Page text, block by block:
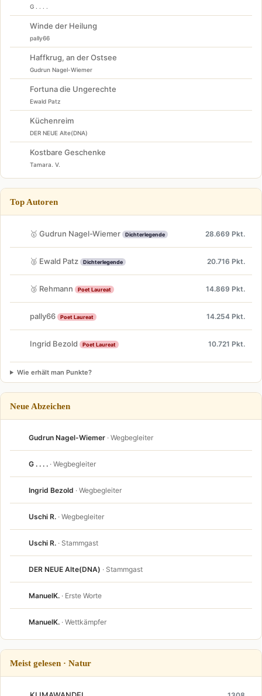
G . . . .
Winde der Heilung
pally66
Haffkrug, an der Ostsee
Gudrun Nagel-Wiemer
Fortuna die Ungerechte
Ewald Patz
Küchenreim
DER NEUE Alte(DNA)
Kostbare Geschenke
Tamara. V.
Top Autoren
🥇 Gudrun Nagel-Wiemer Dichterlegende 28.669 Pkt.
🥈 Ewald Patz Dichterlegende 20.716 Pkt.
🥉 Rehmann Poet Laureat 14.869 Pkt.
pally66 Poet Laureat 14.254 Pkt.
Ingrid Bezold Poet Laureat 10.721 Pkt.
Wie erhält man Punkte?
Neue Abzeichen
Gudrun Nagel-Wiemer · Wegbegleiter
G . . . . · Wegbegleiter
Ingrid Bezold · Wegbegleiter
Uschi R. · Wegbegleiter
Uschi R. · Stammgast
DER NEUE Alte(DNA) · Stammgast
ManuelK. · Erste Worte
ManuelK. · Wettkämpfer
Meist gelesen · Natur